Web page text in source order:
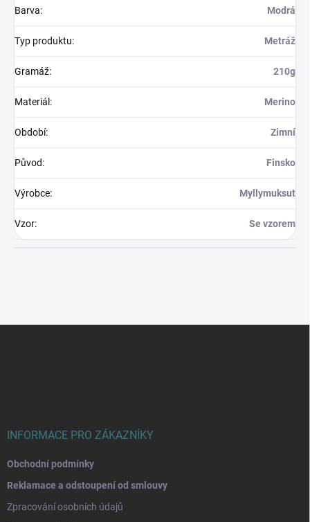
Barva: Modrá
Typ produktu: Metráž
Gramáž: 210g
Materiál : Merino
Období: Zimní
Původ: Finsko
Výrobce: Myllymuksut
Vzor: Se vzorem
INFORMACE PRO ZÁKAZNÍKY
Obchodní podmínky
Reklamace a odstoupení od smlouvy
Zpracování osobních údajů